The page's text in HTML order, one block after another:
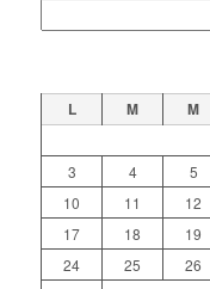
L M M
3
4 5
10
11 12
17
18 19
24
25 26